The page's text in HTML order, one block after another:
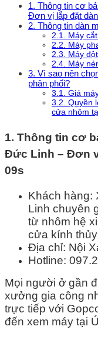
1. Thông tin cơ
Đơn vị lắp đặt
2. Thông tin dàn
2.1. Máy
2.2. Máy
2.3. Máy
2.4. Máy
3. Vì sao nên
phân phối?
3.1. Giá
3.2. Quyền
cửa nhôm
1. Thông tin cơ
Đức Linh – Đơn
09s
Khách hàng:
Linh chuyên
từ nhôm hệ
cửa kính
Địa chỉ: Nội
Hotline:
Mọi người ở gần
xưởng gia công
trực tiếp với
đến xem máy tại